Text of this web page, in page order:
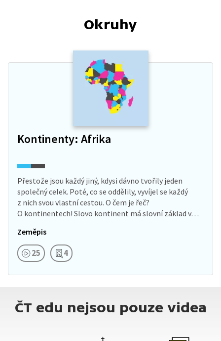
Okruhy
Kontinenty: Afrika
Přestože jsou každý jiný, kdysi dávno tvořily jeden
společný celek. Poté, co se oddělily, vyvíjel se každý
z nich svou vlastní cestou. O čem je řeč?
O kontinentech! Slovo kontinent má slovní základ v…
Zeměpis
25 4
ČT edu nejsou pouze videa